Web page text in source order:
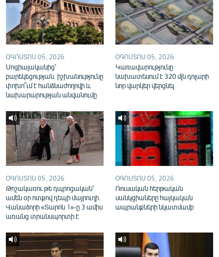
Русский
ՀԵՏԵՎԵՔ ՄԵԶ
ՕԳՈՍՏՈՍ 05, 2026
Սոցիալականից՝
բարեկեցության. իշխանությունը
փոխո՞ւմ է հանձնաժողովի և
նախարարության անվանումը
ՕԳՈՍՏՈՍ 05, 2026
Կառավարությունը
նախատեսում է 320 մլն դոլարի
նոր վարկեր վերցնել
ՕԳՈՍՏՈՍ 05, 2026
Թոշակառու թե դպրոցական՝
ամեն օր ոտքով դեպի մայրուղի.
Վանաձորի «Տարոն 1»-ը 3 ամիս
առանց տրանսպորտի է
ՕԳՈՍՏՈՍ 05, 2026
Ռուսական հերթական
սանկցիաները հայկական
ապրանքների նկատմամբ